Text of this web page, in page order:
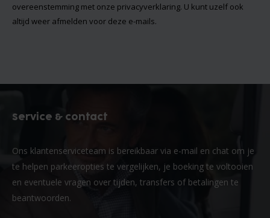
overeenstemming met onze privacyverklaring. U kunt uzelf ook
altijd weer afmelden voor deze e-mails.
Service & contact
Ons klantenserviceteam is bereikbaar via e-mail en chat om je
te helpen parkeeropties te vergelijken, je boeking te voltooien
en eventuele vragen over tijden, transfers of betalingen te
beantwoorden.